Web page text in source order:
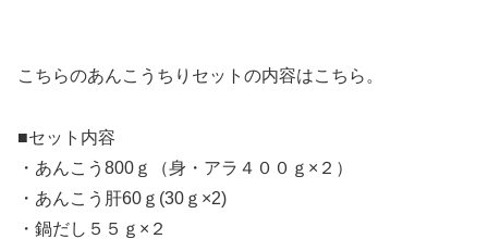
こちらのあんこうちりセットの内容はこちら。
■セット内容
・あんこう800ｇ（身・アラ４００ｇ×２）
・あんこう肝60ｇ(30ｇ×2)
・鍋だし５５ｇ×２